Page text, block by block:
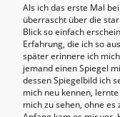
Als ich das erste Mal
überrascht über die
Blick so einfach
Erfahrung, die ich so
später erinnere ich
jemand einen Spiegel
dessen Spiegelbild ich
mich neu kennen,
mich zu sehen, ohne